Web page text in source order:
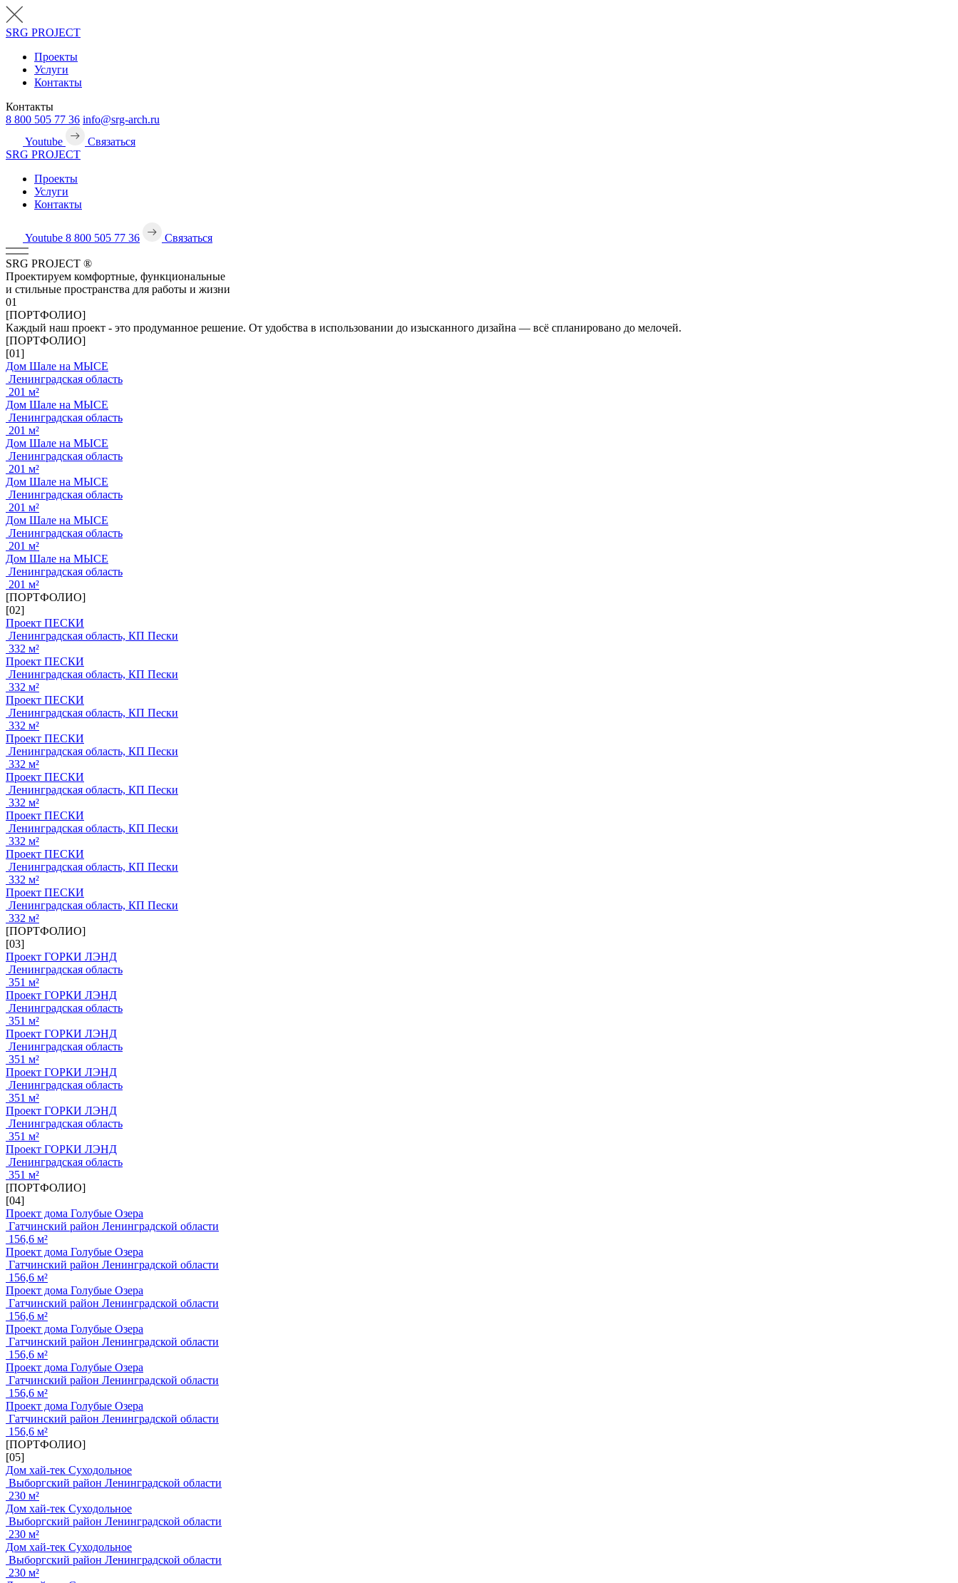
SRG PROJECT
Проекты
Услуги
Контакты
Контакты
8 800 505 77 36 info@srg-arch.ru
Youtube
Связаться
SRG PROJECT
Проекты
Услуги
Контакты
Youtube 8 800 505 77 36 Связаться
SRG PROJECT ®
Проектируем комфортные, функциональные
и стильные пространства для работы и жизни
01
[ПОРТФОЛИО]
Каждый наш проект - это продуманное решение. От удобства в использовании до изысканного дизайна — всё спланировано до мелочей.
[ПОРТФОЛИО]
[01]
Дом Шале на МЫСЕ
Ленинградская область
201 м²
Дом Шале на МЫСЕ
Ленинградская область
201 м²
Дом Шале на МЫСЕ
Ленинградская область
201 м²
Дом Шале на МЫСЕ
Ленинградская область
201 м²
Дом Шале на МЫСЕ
Ленинградская область
201 м²
Дом Шале на МЫСЕ
Ленинградская область
201 м²
[ПОРТФОЛИО]
[02]
Проект ПЕСКИ
Ленинградская область, КП Пески
332 м²
Проект ПЕСКИ
Ленинградская область, КП Пески
332 м²
Проект ПЕСКИ
Ленинградская область, КП Пески
332 м²
Проект ПЕСКИ
Ленинградская область, КП Пески
332 м²
Проект ПЕСКИ
Ленинградская область, КП Пески
332 м²
Проект ПЕСКИ
Ленинградская область, КП Пески
332 м²
Проект ПЕСКИ
Ленинградская область, КП Пески
332 м²
Проект ПЕСКИ
Ленинградская область, КП Пески
332 м²
[ПОРТФОЛИО]
[03]
Проект ГОРКИ ЛЭНД
Ленинградская область
351 м²
Проект ГОРКИ ЛЭНД
Ленинградская область
351 м²
Проект ГОРКИ ЛЭНД
Ленинградская область
351 м²
Проект ГОРКИ ЛЭНД
Ленинградская область
351 м²
Проект ГОРКИ ЛЭНД
Ленинградская область
351 м²
Проект ГОРКИ ЛЭНД
Ленинградская область
351 м²
[ПОРТФОЛИО]
[04]
Проект дома Голубые Озера
Гатчинский район Ленинградской области
156,6 м²
Проект дома Голубые Озера
Гатчинский район Ленинградской области
156,6 м²
Проект дома Голубые Озера
Гатчинский район Ленинградской области
156,6 м²
Проект дома Голубые Озера
Гатчинский район Ленинградской области
156,6 м²
Проект дома Голубые Озера
Гатчинский район Ленинградской области
156,6 м²
Проект дома Голубые Озера
Гатчинский район Ленинградской области
156,6 м²
[ПОРТФОЛИО]
[05]
Дом хай-тек Суходольное
Выборгский район Ленинградской области
230 м²
Дом хай-тек Суходольное
Выборгский район Ленинградской области
230 м²
Дом хай-тек Суходольное
Выборгский район Ленинградской области
230 м²